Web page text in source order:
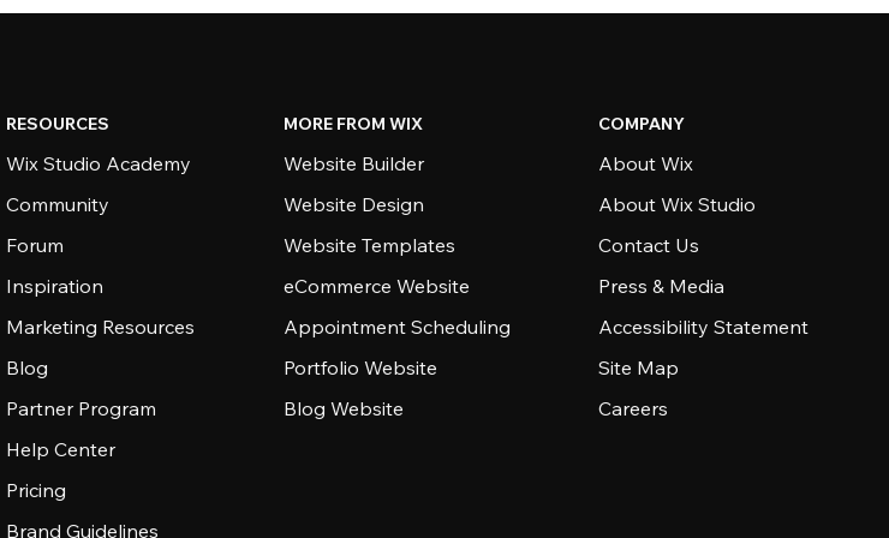
RESOURCES
Wix Studio Academy
Community
Forum
Inspiration
Marketing Resources
Blog
Partner Program
Help Center
Pricing
Brand Guidelines
MORE FROM WIX
Website Builder
Website Design
Website Templates
eCommerce Website
Appointment Scheduling
Portfolio Website
Blog Website
COMPANY
About Wix
About Wix Studio
Contact Us
Press & Media
Accessibility Statement
Site Map
Careers